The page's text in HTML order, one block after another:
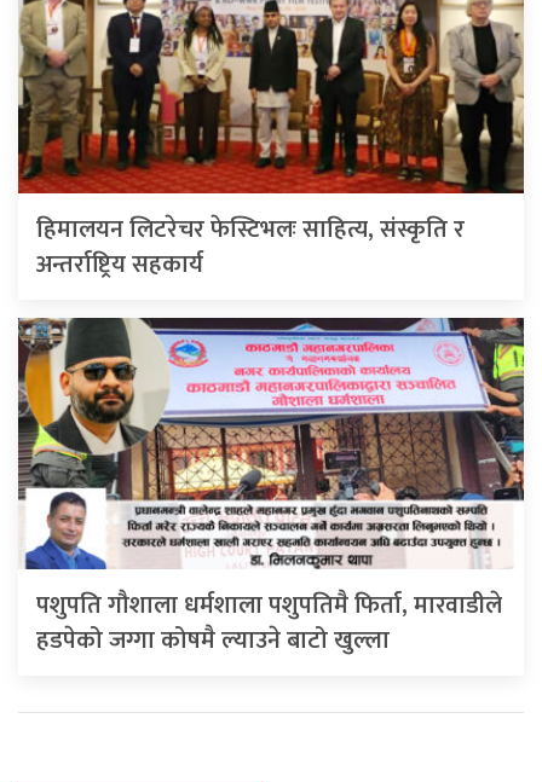
हिमालयन लिटरेचर फेस्टिभलः साहित्य, संस्कृति र
अन्तर्राष्ट्रिय सहकार्य
पशुपति गौशाला धर्मशाला पशुपतिमै फिर्ता, मारवाडीले
हडपेको जग्गा कोषमै ल्याउने बाटो खुल्ला